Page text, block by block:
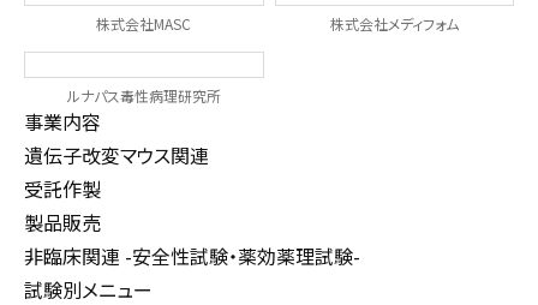
株式会社MASC 株式会社メディフォム
ルナパス毒性病理研究所
事業内容
遺伝子改変マウス関連
受託作製
製品販売
非臨床関連 -安全性試験・薬効薬理試験-
試験別メニュー